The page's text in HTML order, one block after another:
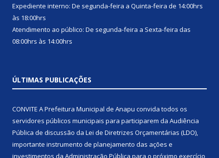
Expediente interno: De segunda-feira a Quinta-feira de 14:00hrs
às 18:00hrs
Atendimento ao público: De segunda-feira a Sexta-feira das
08:00hrs às 14:00hrs
ÚLTIMAS PUBLICAÇÕES
CONVITE A Prefeitura Municipal de Anapu convida todos os
servidores públicos municipais para participarem da Audiência
Pública de discussão da Lei de Diretrizes Orçamentárias (LDO),
importante instrumento de planejamento das ações e
investimentos da Administração Pública para o próximo exercício